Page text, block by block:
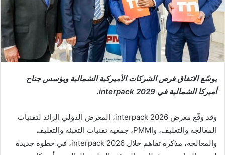
يوسّع الاتفاق فرص الشركات الأميركية الشمالية ويؤسس جناح
أميركا الشمالية في interpack 2029
.
وقد وقّع معرض interpack 2026، المعرض الدولي الرائد لتقنيات
المعالجة والتغليف، وPMMI، جمعية تقنيات التعبئة والتغليف
والمعالجة، مذكرة تفاهم خلال interpack 2026، في خطوة جديدة